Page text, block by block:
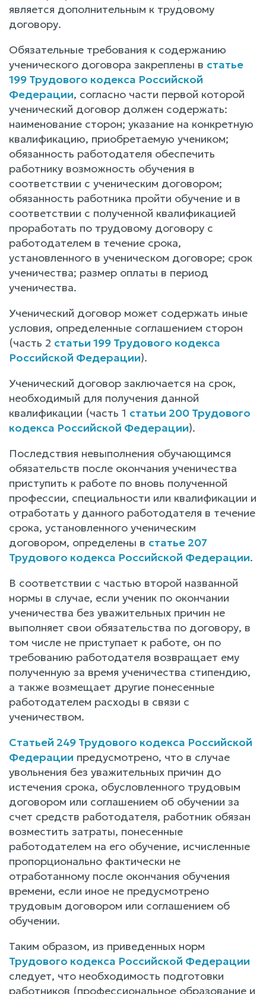
является дополнительным к трудовому
договору.
Обязательные требования к содержанию
ученического договора закреплены в статье
199 Трудового кодекса Российской
Федерации, согласно части первой которой
ученический договор должен содержать:
наименование сторон; указание на конкретную
квалификацию, приобретаемую учеником;
обязанность работодателя обеспечить
работнику возможность обучения в
соответствии с ученическим договором;
обязанность работника пройти обучение и в
соответствии с полученной квалификацией
проработать по трудовому договору с
работодателем в течение срока,
установленного в ученическом договоре; срок
ученичества; размер оплаты в период
ученичества.
Ученический договор может содержать иные
условия, определенные соглашением сторон
(часть 2 статьи 199 Трудового кодекса
Российской Федерации).
Ученический договор заключается на срок,
необходимый для получения данной
квалификации (часть 1 статьи 200 Трудового
кодекса Российской Федерации).
Последствия невыполнения обучающимся
обязательств после окончания ученичества
приступить к работе по вновь полученной
профессии, специальности или квалификации и
отработать у данного работодателя в течение
срока, установленного ученическим
договором, определены в статье 207
Трудового кодекса Российской Федерации.
В соответствии с частью второй названной
нормы в случае, если ученик по окончании
ученичества без уважительных причин не
выполняет свои обязательства по договору, в
том числе не приступает к работе, он по
требованию работодателя возвращает ему
полученную за время ученичества стипендию,
а также возмещает другие понесенные
работодателем расходы в связи с
ученичеством.
Статьей 249 Трудового кодекса Российской
Федерации предусмотрено, что в случае
увольнения без уважительных причин до
истечения срока, обусловленного трудовым
договором или соглашением об обучении за
счет средств работодателя, работник обязан
возместить затраты, понесенные
работодателем на его обучение, исчисленные
пропорционально фактически не
отработанному после окончания обучения
времени, если иное не предусмотрено
трудовым договором или соглашением об
обучении.
Таким образом, из приведенных норм
Трудового кодекса Российской Федерации
следует, что необходимость подготовки
работников (профессиональное образование и